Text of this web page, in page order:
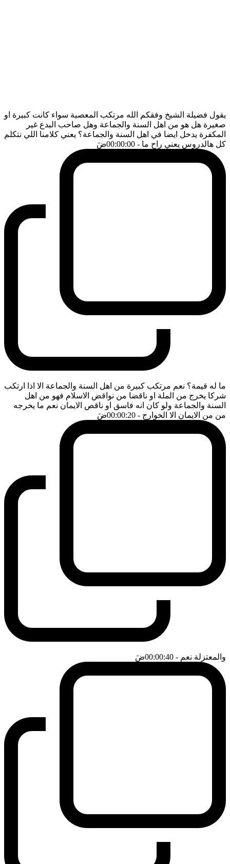
يقول فضيلة الشيخ وفقكم الله مرتكب المعصية سواء كانت كبيرة او
صغيرة هل هو من اهل السنة والجماعة وهل صاحب البدع غير
المكفرة يدخل ايضا في اهل السنة والجماعة؟ يعني كلامنا اللي نتكلم
كل هالدروس يعني راح ما - 00:00:00 ضَ
ما له قيمة؟ نعم مرتكب كبيرة من اهل السنة والجماعة الا اذا ارتكب
شركا يخرج من الملة او ناقضا من نواقض الاسلام فهو من اهل
السنة والجماعة ولو كان انه فاسق او ناقص الايمان نعم ما يخرجه
من من الايمان الا الخوارج - 00:00:20 ضَ
والمعتزلة نعم - 00:00:40 ضَ